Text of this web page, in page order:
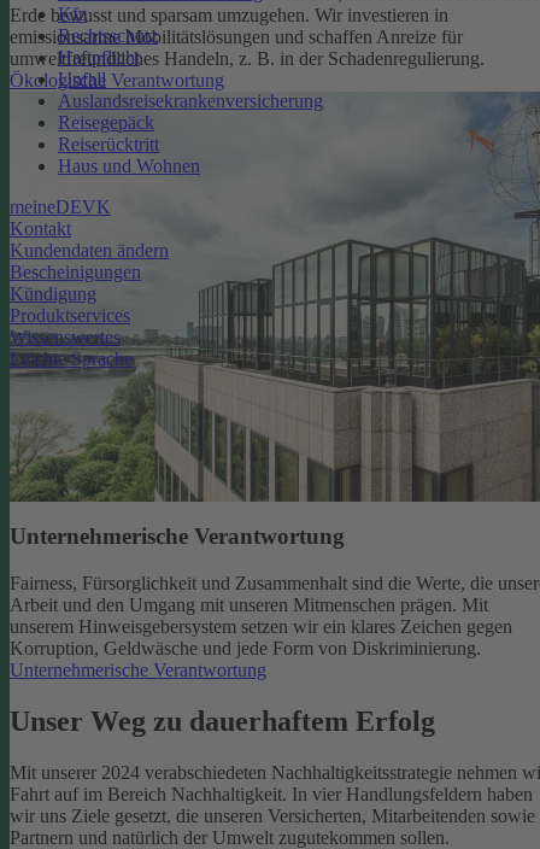
Kfz
Rechtsschutz
Haftpflicht
Unfall
Auslandsreisekrankenversicherung
Reisegepäck
Reiserücktritt
Haus und Wohnen
meineDEVK
Kontakt
Kundendaten ändern
Bescheinigungen
Kündigung
Produktservices
Wissenswertes
Leichte Sprache
Erde bewusst und sparsam umzugehen. Wir investieren in
emissionsarme Mobilitätslösungen und schaffen Anreize für
umweltfreundliches Handeln, z. B. in der Schadenregulierung.
Ökologische Verantwortung
Unternehmerische Verantwortung
Fairness, Fürsorglichkeit und Zusammenhalt sind die Werte, die
Arbeit und den Umgang mit unseren Mitmenschen prägen. Mit
unserem Hinweisgebersystem setzen wir ein klares Zeichen gegen
Korruption, Geldwäsche und jede Form von Diskriminierung.
Unternehmerische Verantwortung
Unser Weg zu dauerhaftem Erfolg
Mit unserer 2024 verabschiedeten Nachhaltigkeitsstrategie nehmen
Fahrt auf im Bereich Nachhaltigkeit. In vier Handlungsfeldern haben
wir uns Ziele gesetzt, die unseren Versicherten, Mitarbeitenden sowie
Partnern und natürlich der Umwelt zugutekommen sollen.